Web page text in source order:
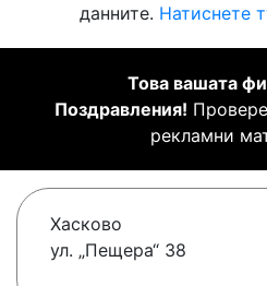
данните. Натиснете
Това вашата
Поздравления!
рекламни
Хасково
ул. „Пещера“ 38